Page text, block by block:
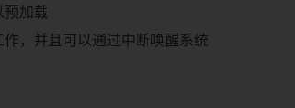
预加载
，并且可以通过中断唤醒系统